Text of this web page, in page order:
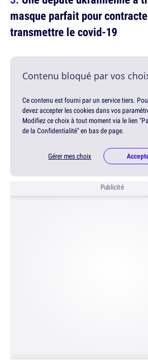
masque parfait pour
transmettre le covid-19
Contenu bloqué par vos
Ce contenu est fourni par un service tiers.
devez accepter les cookies dans vos
Modifiez ce choix à tout moment via le lien
de la Confidentialité" en bas de page.
Gérer mes choix
Publicité